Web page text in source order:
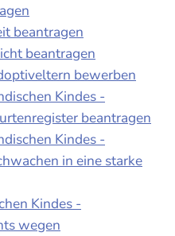
beantragen
beantragen
bewerben
Kindes -
beantragen
Kindes -
in eine starke
Kindes -
wegen